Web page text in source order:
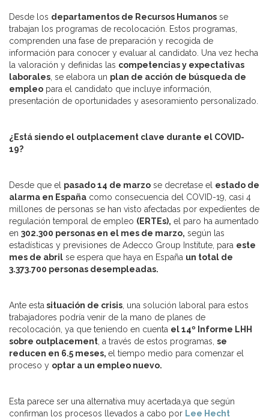
Desde los departamentos de Recursos Humanos se
trabajan los programas de recolocación. Estos programas,
comprenden una fase de preparación y recogida de
información para conocer y evaluar al candidato. Una vez hecha
la valoración y definidas las competencias y expectativas
laborales, se elabora un plan de acción de búsqueda de
empleo para el candidato que incluye información,
presentación de oportunidades y asesoramiento personalizado.
¿Está siendo el outplacement clave durante el COVID-
19?
Desde que el pasado 14 de marzo se decretase el estado de
alarma en España como consecuencia del COVID-19, casi 4
millones de personas se han visto afectadas por expedientes de
regulación temporal de empleo (ERTEs), el paro ha aumentado
en 302.300 personas en el mes de marzo, según las
estadísticas y previsiones de Adecco Group Institute, para este
mes de abril se espera que haya en España un total de
3.373.700 personas desempleadas.
Ante estasituación de crisis, una solución laboral para estos
trabajadores podría venir de la mano de planes de
recolocación, ya que teniendo en cuenta el 14º Informe LHH
sobre outplacement, a través de estos programas, se
reducen en 6.5 meses, el tiempo medio para comenzar el
proceso y optar a un empleo nuevo.
Esta parece ser una alternativa muy acertada,ya que según
confirman los procesos llevados a cabo por Lee Hecht